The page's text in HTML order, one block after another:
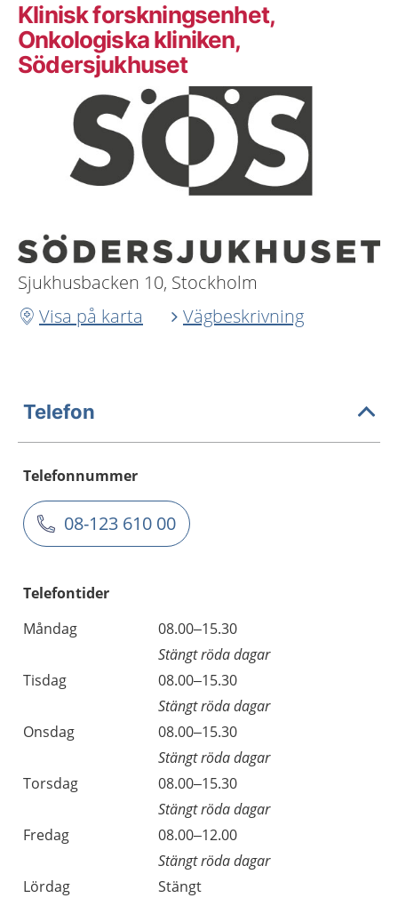
Klinisk forskningsenhet,
Onkologiska kliniken,
Södersjukhuset
Sjukhusbacken 10, Stockholm
Visa på karta
Vägbeskrivning
Telefon
Telefonnummer
08-123 610 00
Telefontider
Måndag
08.00–15.30
Stängt röda dagar
Tisdag
08.00–15.30
Stängt röda dagar
Onsdag
08.00–15.30
Stängt röda dagar
Torsdag
08.00–15.30
Stängt röda dagar
Fredag
08.00–12.00
Stängt röda dagar
Lördag
Stängt